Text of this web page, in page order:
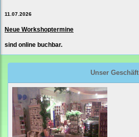
11.07.2026
Neue Workshoptermine
sind online buchbar.
Unser Geschäft